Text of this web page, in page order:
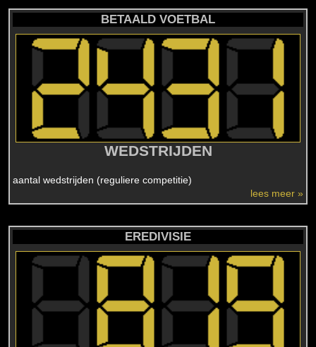
BETAALD VOETBAL
WEDSTRIJDEN
aantal wedstrijden (reguliere competitie)
lees meer »
EREDIVISIE